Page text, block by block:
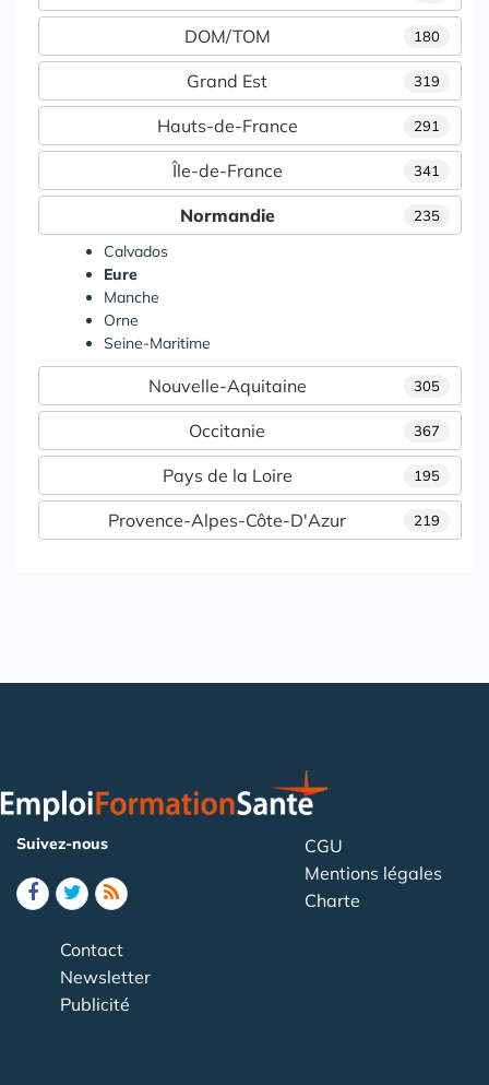
180
DOM/TOM
319
Grand Est
291
Hauts-de-France
341
Île-de-France
235
Normandie
Calvados
Eure
Manche
Orne
Seine-Maritime
305
Nouvelle-Aquitaine
367
Occitanie
195
Pays de la Loire
219
Provence-Alpes-Côte-D'Azur
Suivez-nous
CGU
Mentions légales
Charte
Contact
Newsletter
Publicité